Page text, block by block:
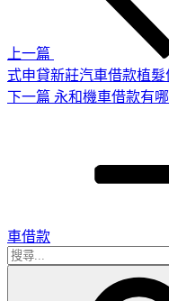
上一篇
式申貸新莊汽車借款植
下
下一篇 永和機車借款有
車借款
搜